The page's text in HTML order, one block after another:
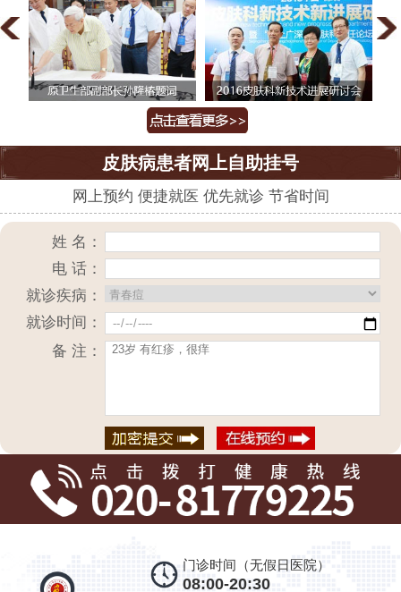
皮肤病患者网上自助挂号
网上预约 便捷就医 优先就诊 节省时间
姓 名：
电 话：
就诊疾病：
就诊时间：
备 注：
门诊时间（无假日医院）
08:00-20:30